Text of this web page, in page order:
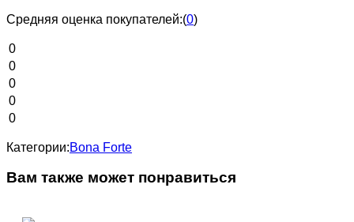
Средняя оценка покупателей:(0)
0
0
0
0
0
Категории:Bona Forte
Вам также может понравиться